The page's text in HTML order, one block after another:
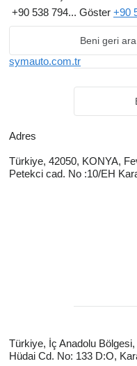
revizyon firmaları ve ticari
Uzun vadeli ve karşılıklı
pazarlarda sürdürülebilir
+90 538 794... Göster +90
Beni geri ara
symauto.com.tr
Adres
Türkiye, 42050, KONYA,
Petekci cad. No :10/EH
Türkiye, İç Anadolu
Hüdai Cd. No: 133 D:O,